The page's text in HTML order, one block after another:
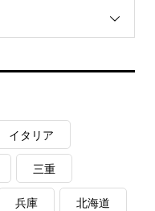
イタリア
三重
兵庫 北海道